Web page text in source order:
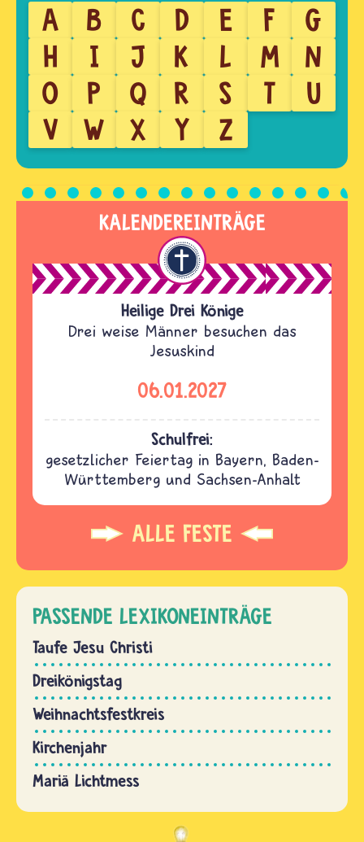
A B C D E F
G
H
I J K L M
N
O
P Q R S T
U
V
W X Y Z
KALENDEREINTRÄGE
Heilige Drei Könige
Drei weise Männer besuchen das
Jesuskind
06.01.2027
Schulfrei:
gesetzlicher Feiertag in Bayern, Baden-
Württemberg und Sachsen-Anhalt
ALLE FESTE
PASSENDE LEXIKONEINTRÄGE
Taufe Jesu Christi
Dreikönigstag
Weihnachtsfestkreis
Kirchenjahr
Mariä Lichtmess